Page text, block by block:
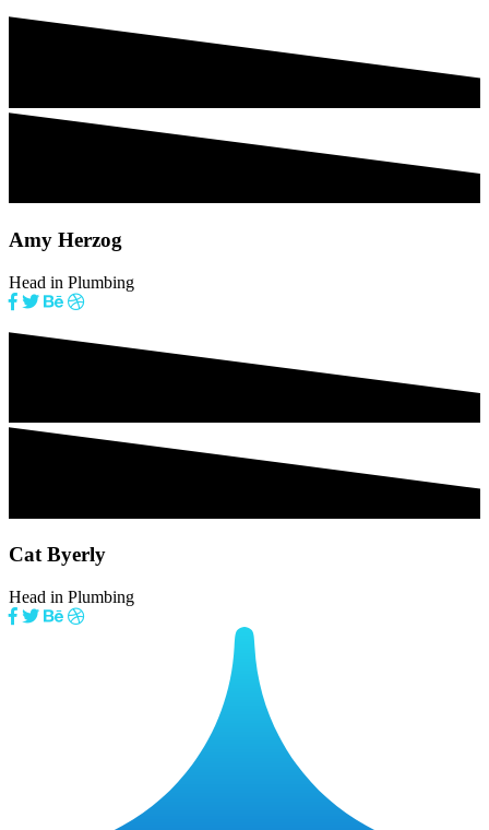
Amy Herzog
Head in Plumbing
Cat Byerly
Head in Plumbing